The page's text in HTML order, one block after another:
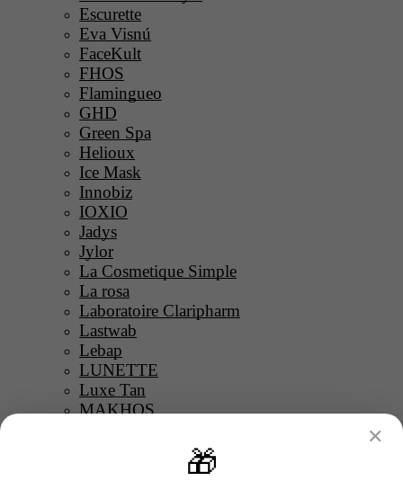
Escurette
Eva Visnú
FaceKult
FHOS
Flamingueo
GHD
Green Spa
Helioux
Ice Mask
Innobiz
IOXIO
Jadys
Jylor
La Cosmetique Simple
La rosa
Laboratoire Claripharm
Lastwab
Lebap
LUNETTE
Luxe Tan
MAKHOS
✕
🎁